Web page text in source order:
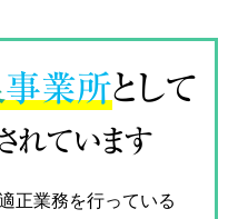
事業所として
れています
正業務を行っている